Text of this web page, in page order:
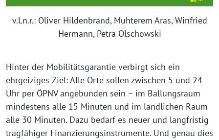
v.l.n.r.: Oliver Hildenbrand, Muhterem Aras, Winfried
Hermann, Petra Olschowski
Hinter der Mobilitätsgarantie verbirgt sich ein
ehrgeiziges Ziel: Alle Orte sollen zwischen 5 und 24
Uhr per ÖPNV angebunden sein – im Ballungsraum
mindestens alle 15 Minuten und im ländlichen Raum
alle 30 Minuten. Dazu bedarf es neuer und langfristig
tragfähiger Finanzierungsinstrumente. Und genau dies